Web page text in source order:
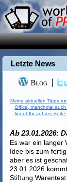
Letzte News
Blog
Meine aktuellen Tipps
Office, manchmal
findet Ihr auf der Seite
Ab 23.01.2026:
Es war ein langer
Idee bis zum
aber es ist
23.01.2026
Stiftung